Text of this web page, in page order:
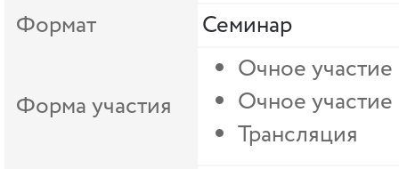
Формат
Семинар
Форма участия
Очное
Очное
Трансляция